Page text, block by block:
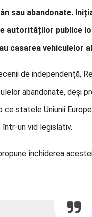
sau abandonate.
autorităților publice
casarea vehiculelor
de independență,
abandonate, deși
ce statele Uniunii
într-un vid legislativ.
închiderea